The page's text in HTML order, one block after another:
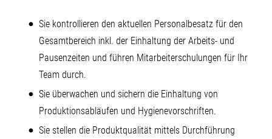
Sie kontrollieren den aktuellen Personalbesatz für den
Gesamtbereich inkl. der Einhaltung der Arbeits- und
Pausenzeiten und führen Mitarbeiterschulungen für Ihr
Team durch.
Sie überwachen und sichern die Einhaltung von
Produktionsabläufen und Hygienevorschriften.
Sie stellen die Produktqualität mittels Durchführung